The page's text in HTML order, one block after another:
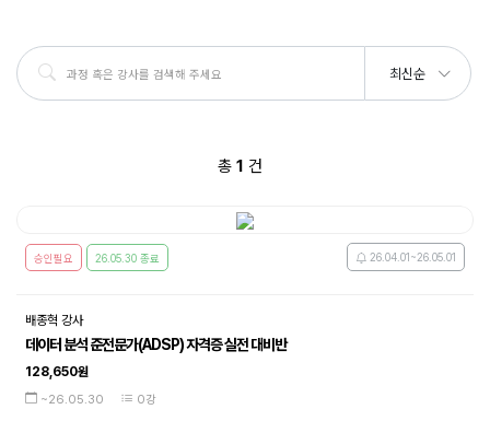
최신순
총 1 건
승인필요 26.05.30 종료 26.04.01~26.05.01
배종혁 강사
데이터 분석 준전문가(ADSP) 자격증 실전 대비반
128,650원
~26.05.30 0강